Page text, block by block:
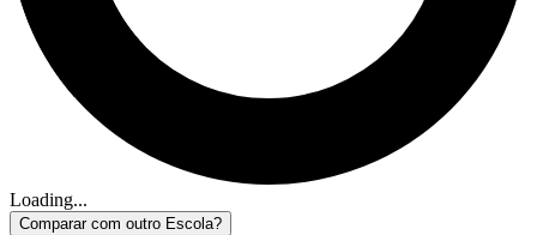
Loading...
Comparar com outro Escola?